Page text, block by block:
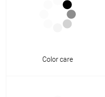
Color care